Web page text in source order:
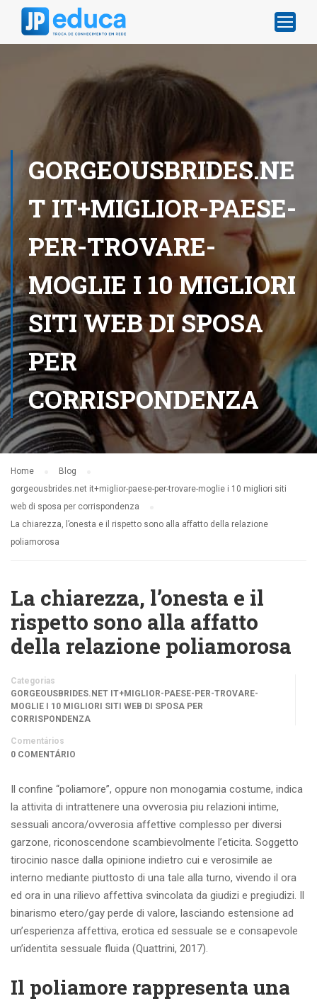
GORGEOUSBRIDES.NE
T IT+MIGLIOR-PAESE-
PER-TROVARE-
MOGLIE I 10 MIGLIORI
SITI WEB DI SPOSA
PER
CORRISPONDENZA
Home
Blog
gorgeousbrides.net it+miglior-paese-per-trovare-moglie i 10 migliori siti
web di sposa per corrispondenza
La chiarezza, l’onesta e il rispetto sono alla affatto della relazione
poliamorosa
La chiarezza, l’onesta e il
rispetto sono alla affatto
della relazione poliamorosa
Categorias
GORGEOUSBRIDES.NET IT+MIGLIOR-PAESE-PER-TROVARE-
MOGLIE I 10 MIGLIORI SITI WEB DI SPOSA PER
CORRISPONDENZA
Comentários
0 COMENTÁRIO
Il confine “poliamore”, oppure non monogamia costume, indica
la attivita di intrattenere una ovverosia piu relazioni intime,
sessuali ancora/ovverosia affettive complesso per diversi
garzone, riconoscendone scambievolmente l’eticita. Soggetto
tirocinio nasce dalla opinione indietro cui e verosimile ae
interno mediante piuttosto di una tale alla turno, vivendo il ora
ed ora in una rilievo affettiva svincolata da giudizi e pregiudizi. Il
binarismo etero/gay perde di valore, lasciando estensione ad
un’esperienza affettiva, erotica ed sessuale se e consapevole
un’identita sessuale fluida (Quattrini, 2017).
Il poliamore rappresenta una